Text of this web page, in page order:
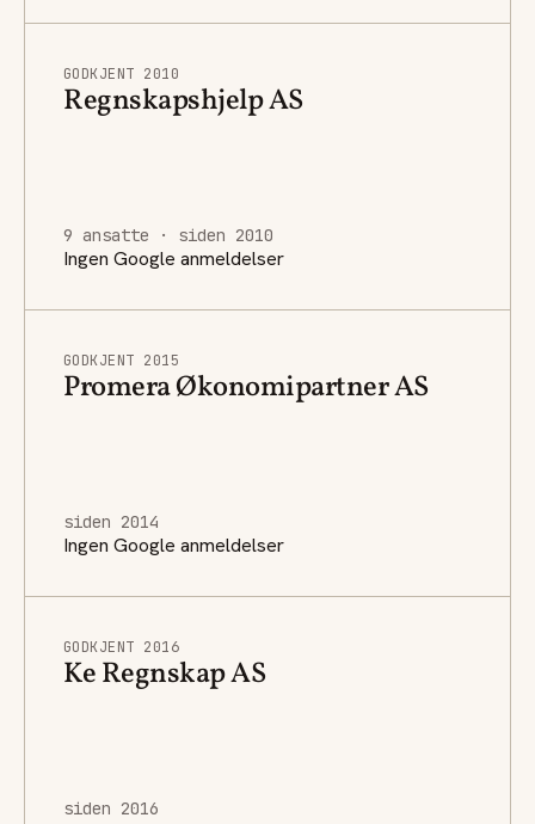
GODKJENT 2010
Regnskapshjelp AS
9 ansatte · siden 2010
Ingen Google anmeldelser
GODKJENT 2015
Promera Økonomipartner AS
siden 2014
Ingen Google anmeldelser
GODKJENT 2016
Ke Regnskap AS
siden 2016